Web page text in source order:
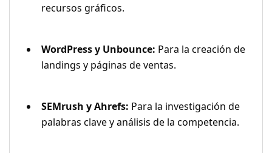
recursos gráficos.
WordPress y Unbounce: Para la creación de
landings y páginas de ventas.
SEMrush y Ahrefs: Para la investigación de
palabras clave y análisis de la competencia.